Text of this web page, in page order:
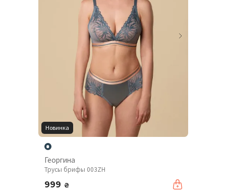
Новинка
Георгина
Трусы брифы 003ZH
999 ₴